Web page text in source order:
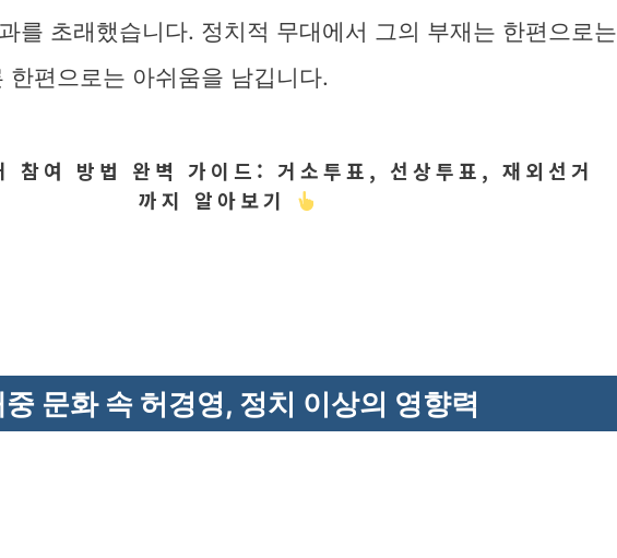
를 초래했습니다. 정치적 무대에서 그의 부재는 한편으로는
한편으로는 아쉬움을 남깁니다.
참여 방법 완벽 가이드: 거소투표, 선상투표, 재외선거
까지 알아보기
중 문화 속 허경영, 정치 이상의 영향력